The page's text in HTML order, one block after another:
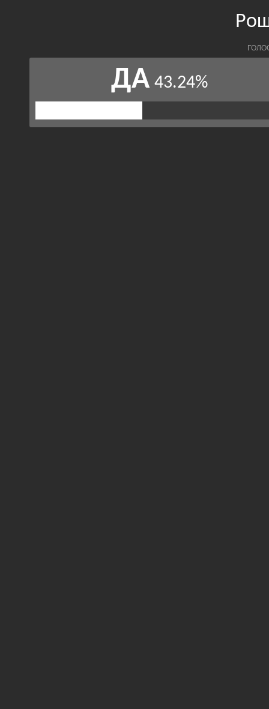
ДА 43.24%